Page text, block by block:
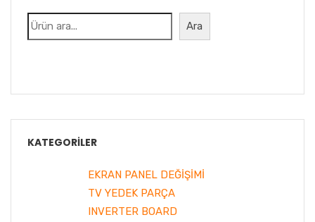
Ara
KATEGORILER
EKRAN PANEL DEĞİŞİMİ
TV YEDEK PARÇA
INVERTER BOARD